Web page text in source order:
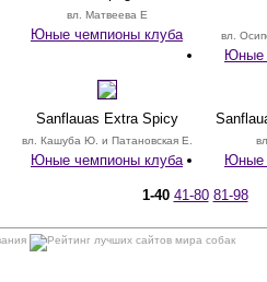
вл. Матвеева Е
Юные чемпионы клуба вл.
Юные
Sanflauas Extra Spicy
вл. Кашуба Ю. и Патановская Е.
Юные чемпионы клуба Юные
1-40 41-80 81-98